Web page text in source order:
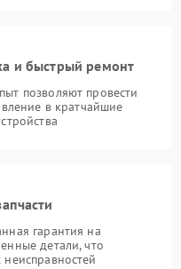
и быстрый ремонт
позволяют провести
в кратчайшие
гарантия на
детали, что